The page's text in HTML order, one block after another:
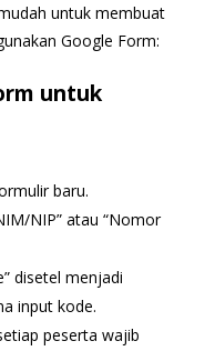
untuk membuat
Google Form:
untuk
baru.
NIP” atau “Nomor
disetel menjadi
input kode.
peserta wajib